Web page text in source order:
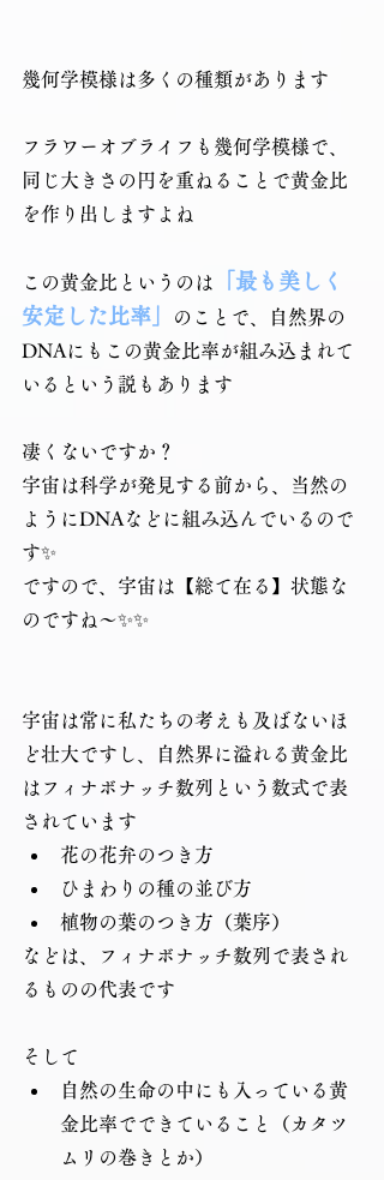
幾何学模様は多くの種類があります
フラワーオブライフも幾何学模様で、
同じ大きさの円を重ねることで黄金比
を作り出しますよね
この黄金比というのは
「最も美しく
安定した比率」
のことで、自然界の
DNAにもこの黄金比率が組み込まれて
いるという説もあります
凄くないですか？
宇宙は科学が発見する前から、当然の
ようにDNAなどに組み込んでいるので
す✨
ですので、宇宙は【総て在る】状態な
のですね～✨✨
宇宙は常に私たちの考えも及ばないほ
ど壮大ですし、自然界に溢れる黄金比
はフィナボナッチ数列という数式で表
されています
花の花弁のつき方
ひまわりの種の並び方
植物の葉のつき方（葉序）
などは、フィナボナッチ数列で表され
るものの代表です
そして
自然の生命の中にも入っている黄
金比率でできていること（カタツ
ムリの巻きとか）